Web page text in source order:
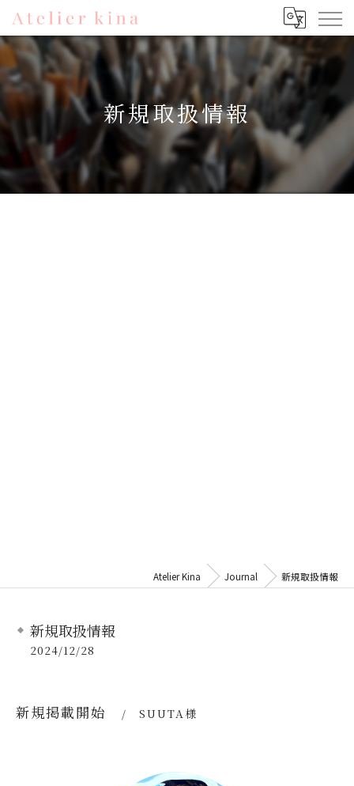
新規取扱情報
Atelier Kina Journal 新規取扱情報
新規取扱情報
2024/12/28
新規掲載開始 SUUTA様